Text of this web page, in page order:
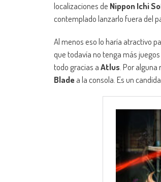
localizaciones de Nippon Ichi
contemplado lanzarlo fuera del
Al menos eso lo haría atractivo
que todavía no tenga más
todo gracias aAtlus. Por alguna
Bladea la consola. Es un